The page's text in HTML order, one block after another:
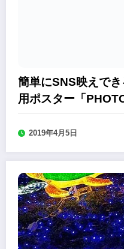
簡単にSNS映えで
用ポスター「
2019年4月5日